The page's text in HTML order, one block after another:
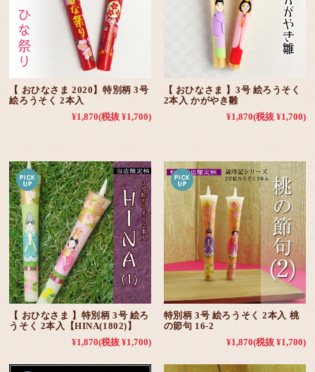
【 おひなさま 2020】特別柄 3号
絵ろうそく 2本入
¥1,870(税抜 ¥1,700)
【 おひなさま 】3号 絵ろうそく
2本入 かがやき雛
¥1,870(税抜 ¥1,700)
【 おひなさま 】特別柄 3号 絵ろ
うそく 2本入【HINA(1802)】
¥1,870(税抜 ¥1,700)
特別柄 3号 絵ろうそく 2本入 桃
の節句 16-2
¥1,870(税抜 ¥1,700)